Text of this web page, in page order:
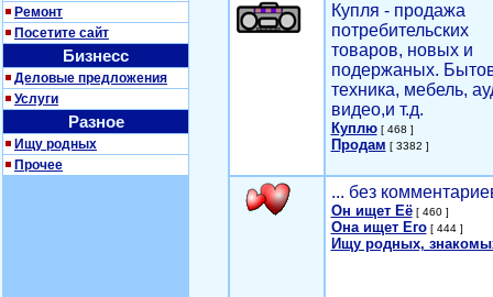
Ремонт
Посетите сайт
Бизнесс
Деловые предложения
Услуги
Разное
Ищу родных
Прочее
Купля - продажа
потребительских
товаров, новых и
подержаных.
техника, мебель,
видео,и т.д.
Куплю[ 468 ]
Продам [ 3382 ]
... без
Он ищет Её[ 460 ]
Она ищет Его[ 444 ]
Ищу родных,